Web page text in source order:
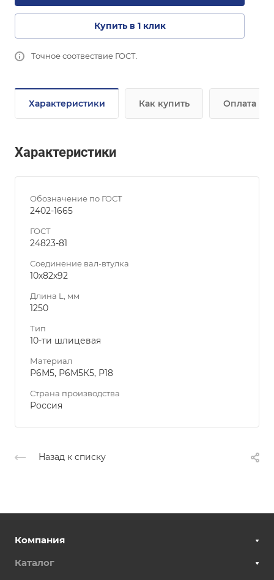
Купить в 1 клик
Точное соотвествие ГОСТ.
Характеристики Как купить Оплата
Характеристики
Обозначение по ГОСТ
2402-1665
ГОСТ
24823-81
Соединение вал-втулка
10х82х92
Длина L, мм
1250
Тип
10-ти шлицевая
Материал
Р6М5, Р6М5К5, Р18
Страна производства
Россия
Назад к списку
Компания
Каталог